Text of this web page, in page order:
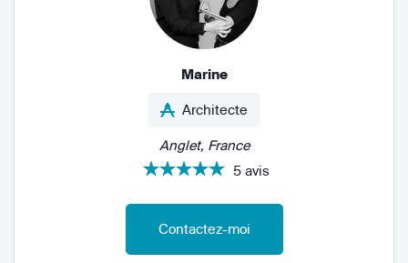
Marine
Architecte
Anglet, France
5 avis
Contactez-moi